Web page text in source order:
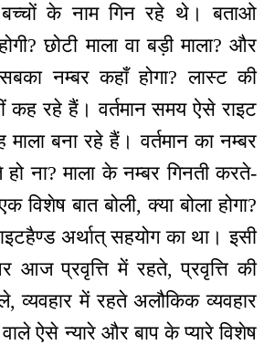
के नाम गिन रहे थे। बताओ
छोटी माला वा बड़ी माला? और
नम्बर कहाँ होगा? लास्ट की
कह रहे हैं। वर्तमान समय ऐसे राइट
बना रहे हैं। वर्तमान का नम्बर
ना? माला के नम्बर गिनती करते-
विशेष बात बोली, क्या बोला होगा?
अर्थात् सहयोग का था। इसी
आज प्रवृत्ति में रहते, प्रवृत्ति की
व्यवहार में रहते अलौकिक व्यवहार
ऐसे न्यारे और बाप के प्यारे विशेष